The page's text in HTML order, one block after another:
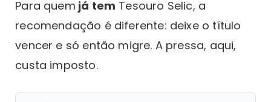
Para quem já tem Tesouro Selic, a
recomendação é diferente: deixe o título
vencer e só então migre. A pressa, aqui,
custa imposto.